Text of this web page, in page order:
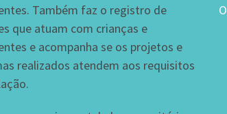
Também faz o registro de
que atuam com crianças e
e acompanha se os projetos e
realizados atendem aos requisitos